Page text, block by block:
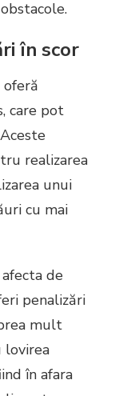
în scor
care pot
realizarea
unui
cu mai
de
penalizări
mult
lovirea
în afara